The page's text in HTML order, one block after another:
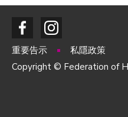
重要告示
私隱政策
Copyright © Federation of